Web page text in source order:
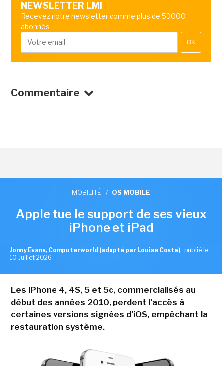
NEWSLETTER LMI
Recevez notre newsletter comme plus de 50000
abonnés
OK
Commentaire
MOBILITÉ / OS MOBILE
Apple tue le support de ses vieux
iPhone et iPad
Jonny Evans, Computerworld (adapté par Louise Costa) , publié le
10 Juillet 2026
Les iPhone 4, 4S, 5 et 5c, commercialisés au
début des années 2010, perdent l'accès à
certaines versions signées d'iOS, empêchant la
restauration système.